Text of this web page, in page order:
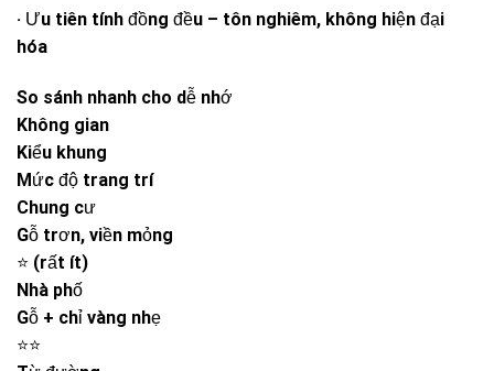
· Ưu tiên tính đồng đều – tôn nghiêm, không hiện đại
hóa
So sánh nhanh cho dễ nhớ
Không gian
Kiểu khung
Mức độ trang trí
Chung cư
Gỗ trơn, viền mỏng
⭐ (rất ít)
Nhà phố
Gỗ + chỉ vàng nhẹ
⭐⭐